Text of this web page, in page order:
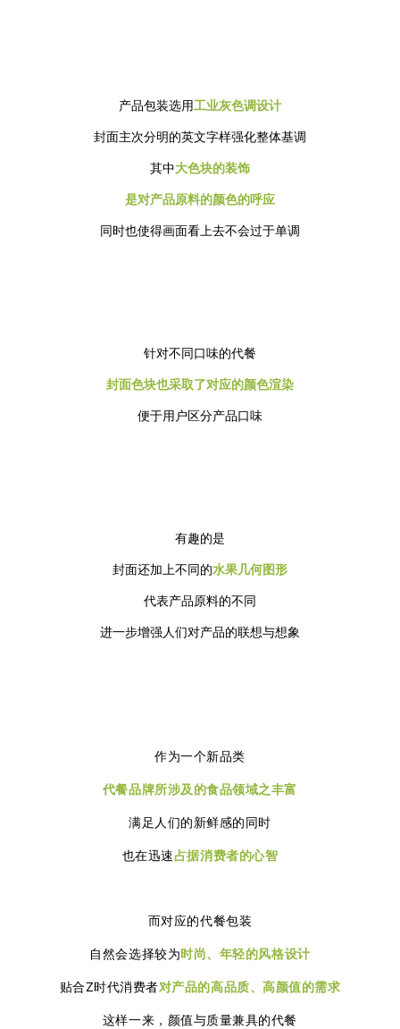
产品包装选用工业灰色调设计
封面主次分明的英文字样强化整体基调
其中大色块的装饰
是对产品原料的颜色的呼应
同时也使得画面看上去不会过于单调
针对不同口味的代餐
封面色块也采取了对应的颜色渲染
便于用户区分产品口味
有趣的是
封面还加上不同的水果几何图形
代表产品原料的不同
进一步增强人们对产品的联想与想象
作为一个新品类
代餐品牌所涉及的食品领域之丰富
满足人们的新鲜感的同时
也在迅速占据消费者的心智
而对应的代餐包装
自然会选择较为时尚、年轻的风格设计
贴合Z时代消费者对产品的高品质、高颜值的需求
这样一来，颜值与质量兼具的代餐